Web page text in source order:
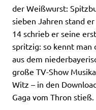
der Weißwurst:
sieben Jahren stand
14 schrieb er seine
spritzig: so kennt man
aus dem
große TV-Show
Witz – in den
Gaga vom Thron stieß.